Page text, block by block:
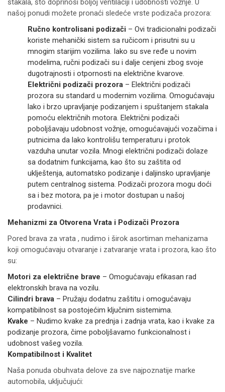
stakala, što doprinosi boljoj ventilaciji i udobnosti vožnje. U
našoj ponudi možete pronaći sledeće vrste podizača prozora:
Ručno kontrolisani podizači – Ovi tradicionalni podizači
koriste mehanički sistem sa ručicom i prisutni su u
mnogim starijim vozilima. Iako su sve ređe u novim
modelima, ručni podizači su i dalje cenjeni zbog svoje
dugotrajnosti i otpornosti na električne kvarove.
Električni podizači prozora – Električni podizači
prozora su standard u modernim vozilima. Omogućavaju
lako i brzo upravljanje podizanjem i spuštanjem stakala
pomoću električnih motora. Električni podizači
poboljšavaju udobnost vožnje, omogućavajući vozačima i
putnicima da lako kontrolišu temperaturu i protok
vazduha unutar vozila. Mnogi električni podizači dolaze
sa dodatnim funkcijama, kao što su zaštita od
uklještenja, automatsko podizanje i daljinsko upravljanje
putem centralnog sistema. Podizači prozora mogu doći
sa i bez motora, pa je i motor dostupan u našoj
prodavnici.
Mehanizmi za Otvorena Vrata i Podizači Prozora
Pored brava za vrata , nudimo i širok asortiman mehanizama
koji omogućavaju otvaranje i zatvaranje vrata i prozora, kao što
su:
Motori za električne brave – Omogućavaju efikasan rad
elektronskih brava na vozilu.
Cilindri brava – Pružaju dodatnu zaštitu i omogućavaju
kompatibilnost sa postojećim ključnim sistemima.
Kvake – Nudimo kvake za prednja i zadnja vrata, kao i kvake za
podizanje prozora, čime poboljšavamo funkcionalnost i
udobnost vašeg vozila.
Kompatibilnost i Kvalitet
Naša ponuda obuhvata delove za sve najpoznatije marke
automobila, uključujući: